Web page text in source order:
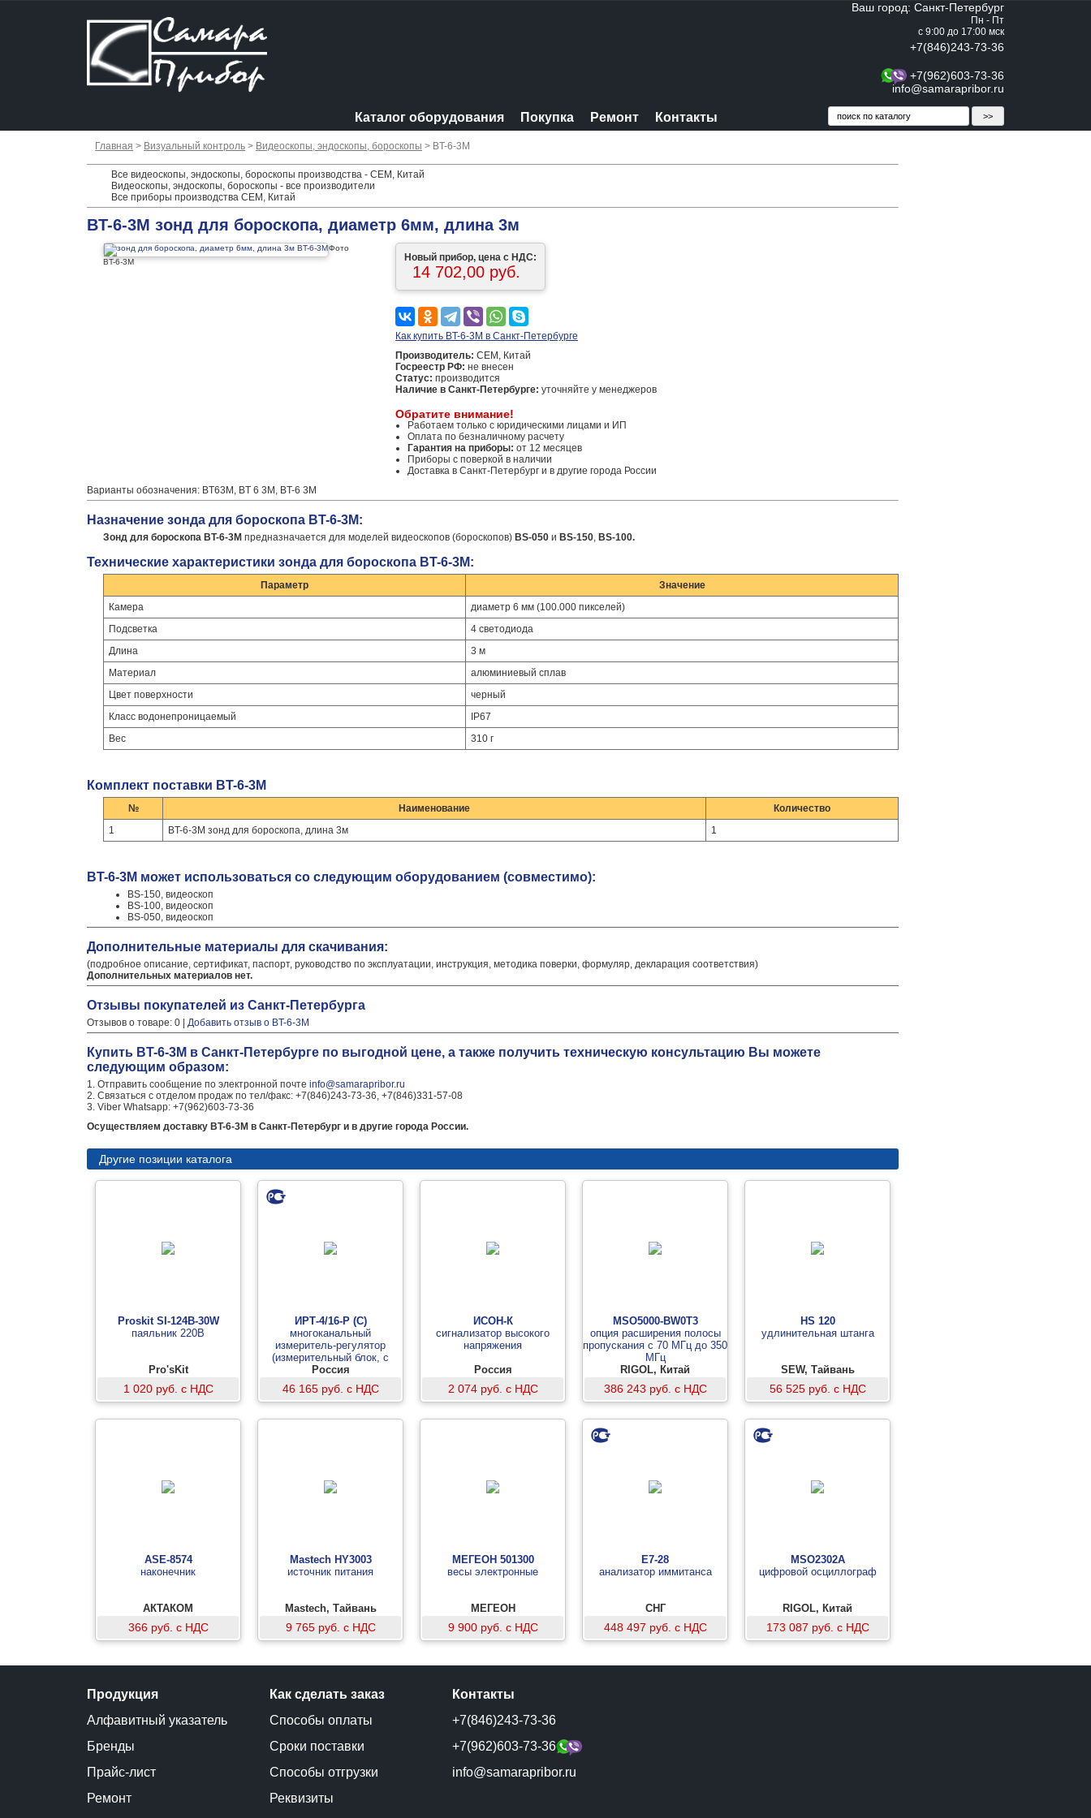
Ваш город: Санкт-Петербург
Пн - Пт
с 9:00 до 17:00 мск
+7(846)243-73-36
+7(962)603-73-36
info@samarapribor.ru
Каталог оборудования Покупка Ремонт Контакты
Главная > Визуальный контроль > Видеоскопы, эндоскопы, бороскопы > BT-6-3М
Все видеоскопы, эндоскопы, бороскопы производства - CEM, Китай
Видеоскопы, эндоскопы, бороскопы - все производители
Все приборы производства CEM, Китай
BT-6-3М зонд для бороскопа, диаметр 6мм, длина 3м
Фото
BT-6-3М
Новый прибор, цена с НДС:
14 702,00 руб.
Как купить BT-6-3М в Санкт-Петербурге
Производитель: CEM, Китай
Госреестр РФ: не внесен
Статус: производится
Наличие в Санкт-Петербурге: уточняйте у менеджеров
Обратите внимание!
Работаем только с юридическими лицами и ИП
Оплата по безналичному расчету
Гарантия на приборы: от 12 месяцев
Приборы с поверкой в наличии
Доставка в Санкт-Петербург и в другие города России
Варианты обозначения: BT63М, BT 6 3М, BT-6 3М
Назначение зонда для бороскопа BT-6-3М:
Зонд для бороскопа BT-6-3М предназначается для моделей видеоскопов (бороскопов) BS-050 и BS-150, BS-100.
Технические характеристики зонда для бороскопа BT-6-3М:
Параметр
Значение
Камера
диаметр 6 мм (100.000 пикселей)
Подсветка
4 светодиода
Длина
3 м
Материал
алюминиевый сплав
Цвет поверхности
черный
Класс водонепроницаемый
IP67
Вес
310 г
Комплект поставки BT-6-3М
№ Наименование
Количество
1
BT-6-3М зонд для бороскопа, длина 3м 1
BT-6-3М может использоваться со следующим оборудованием (совместимо):
BS-150, видеоскоп
BS-100, видеоскоп
BS-050, видеоскоп
Дополнительные материалы для скачивания:
(подробное описание, сертификат, паспорт, руководство по эксплуатации, инструкция, методика поверки, формуляр, декларация соответствия)
Дополнительных материалов нет.
Отзывы покупателей из Санкт-Петербурга
Отзывов о товаре: 0 | Добавить отзыв о BT-6-3М
Купить BT-6-3М в Санкт-Петербурге по выгодной цене, а также получить техническую консультацию Вы можете
следующим образом:
1. Отправить сообщение по электронной почте info@samarapribor.ru
2. Связаться с отделом продаж по тел/факс: +7(846)243-73-36, +7(846)331-57-08
3. Viber Whatsapp: +7(962)603-73-36
Осуществляем доставку BT-6-3М в Санкт-Петербург и в другие города России.
Другие позиции каталога
Proskit SI-124B-30W
паяльник 220В
Pro'sKit
1 020 руб. с НДС
ИРТ-4/16-Р (С)
многоканальный
измеритель-регулятор
(измерительный блок, с
оптосимисторами)
Россия
46 165 руб. с НДС
ИСОН-К
сигнализатор высокого
напряжения
Россия
2 074 руб. с НДС
MSO5000-BW0T3
опция расширения полосы
пропускания с 70 МГц до 350
МГц
RIGOL, Китай
386 243 руб. с НДС
HS 120
удлинительная штанга
SEW, Тайвань
56 525 руб. с НДС
ASE-8574
наконечник
АКТАКОМ
366 руб. с НДС
Mastech HY3003
источник питания
Mastech, Тайвань
9 765 руб. с НДС
МЕГЕОН 501300
весы электронные
МЕГЕОН
9 900 руб. с НДС
Е7-28
анализатор иммитанса
СНГ
448 497 руб. с НДС
MSO2302A
цифровой осциллограф
RIGOL, Китай
173 087 руб. с НДС
Продукция
Алфавитный указатель
Бренды
Прайс-лист
Ремонт
Как сделать заказ
Способы оплаты
Сроки поставки
Способы отгрузки
Реквизиты
Контакты
+7(846)243-73-36
+7(962)603-73-36
info@samarapribor.ru